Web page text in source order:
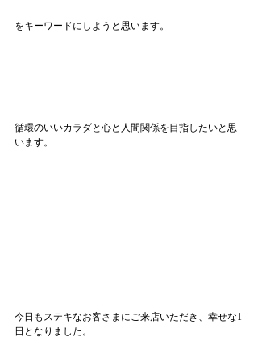
をキーワードにしようと思います。
循環のいいカラダと心と人間関係を目指したいと思
います。
今日もステキなお客さまにご来店いただき、幸せな1
日となりました。